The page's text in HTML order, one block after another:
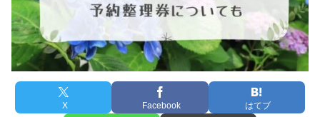
X Facebook はてブ